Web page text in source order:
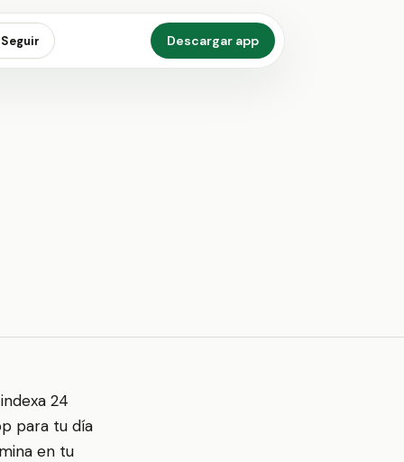
Seguir Descargar app
24
para tu día
en tu